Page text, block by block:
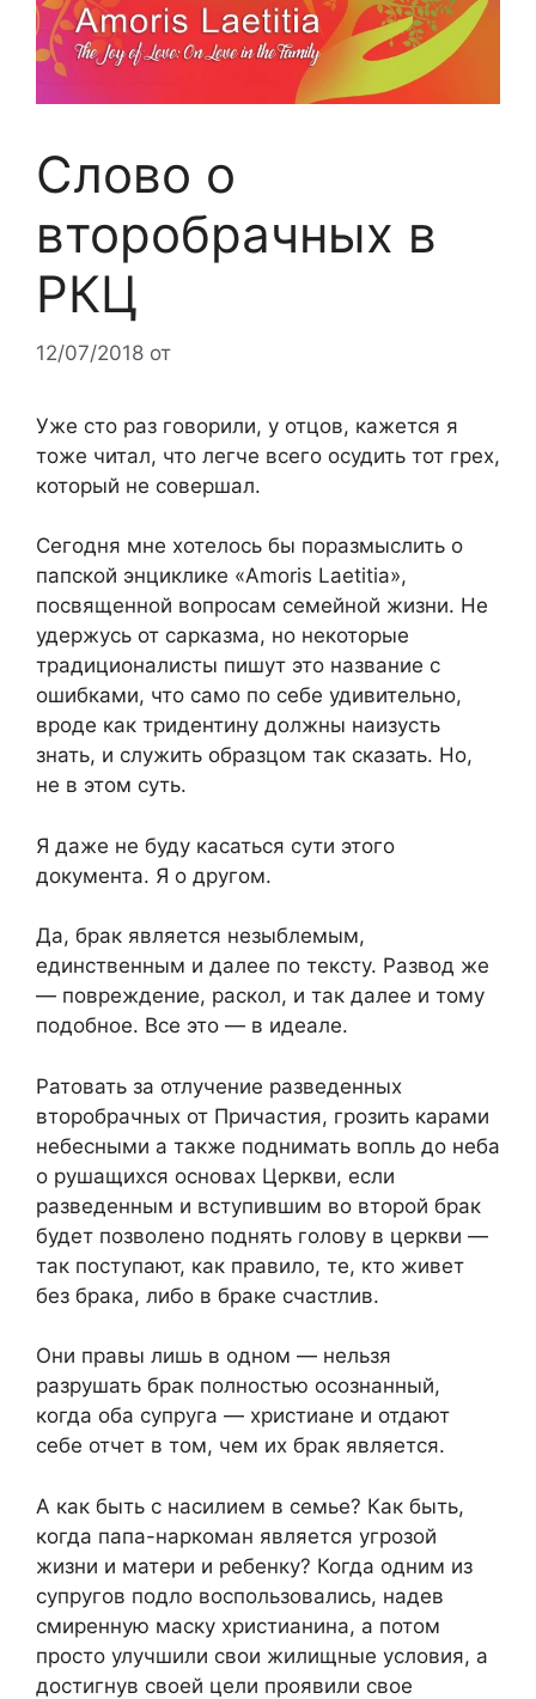
Слово о
второбрачных в
РКЦ
12/07/2018 от
Уже сто раз говорили, у отцов, кажется я
тоже читал, что легче всего осудить тот грех,
который не совершал.
Сегодня мне хотелось бы поразмыслить о
папской энциклике «Amoris Laetitia»,
посвященной вопросам семейной жизни. Не
удержусь от сарказма, но некоторые
традиционалисты пишут это название с
ошибками, что само по себе удивительно,
вроде как тридентину должны наизусть
знать, и служить образцом так сказать. Но,
не в этом суть.
Я даже не буду касаться сути этого
документа. Я о другом.
Да, брак является незыблемым,
единственным и далее по тексту. Развод же
— повреждение, раскол, и так далее и тому
подобное. Все это — в идеале.
Ратовать за отлучение разведенных
второбрачных от Причастия, грозить карами
небесными а также поднимать вопль до неба
о рушащихся основах Церкви, если
разведенным и вступившим во второй брак
будет позволено поднять голову в церкви —
так поступают, как правило, те, кто живет
без брака, либо в браке счастлив.
Они правы лишь в одном — нельзя
разрушать брак полностью осознанный,
когда оба супруга — христиане и отдают
себе отчет в том, чем их брак является.
А как быть с насилием в семье? Как быть,
когда папа-наркоман является угрозой
жизни и матери и ребенку? Когда одним из
супругов подло воспользовались, надев
смиренную маску христианина, а потом
просто улучшили свои жилищные условия, а
достигнув своей цели проявили свое